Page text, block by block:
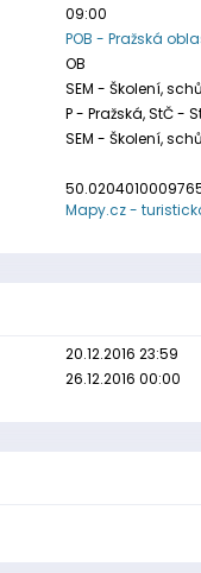
09:00
POB - Pražská
OB
SEM - Školení,
P - Pražská, StČ -
SEM - Školení,
Mapy.cz -
20.12.2016 23:59
26.12.2016 00:00